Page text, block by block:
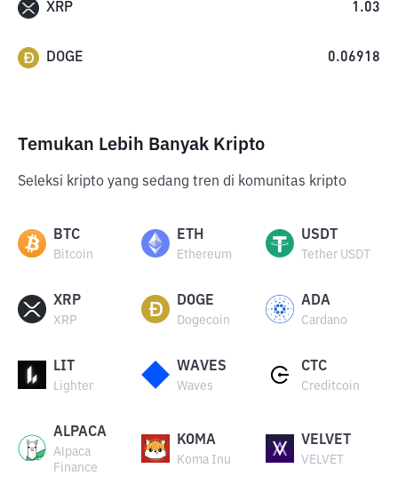
XRP 1.03
DOGE 0.06918
Temukan Lebih Banyak Kripto
Seleksi kripto yang sedang tren di komunitas kripto
BTC
Bitcoin
ETH
Ethereum
USDT
Tether USDT
XRP
XRP
DOGE
Dogecoin
ADA
Cardano
LIT
Lighter
WAVES
Waves
CTC
Creditcoin
ALPACA
Alpaca
Finance
KOMA
Koma Inu
VELVET
VELVET